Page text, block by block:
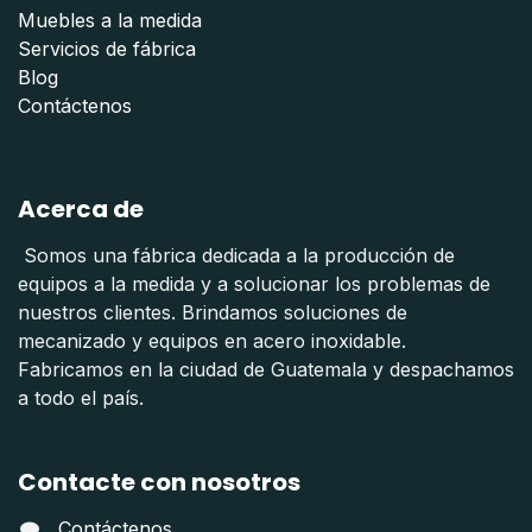
Muebles a la medida
Servicios de fábrica
Blog
Contáctenos
Acerca de
Somos una fábrica dedicada a la producción de
equipos a la medida y a solucionar los problemas de
nuestros clientes. Brindamos soluciones de
mecanizado y equipos en acero inoxidable.
Fabricamos en la ciudad de Guatemala y despachamos
a todo el país.
Contacte con nosotros